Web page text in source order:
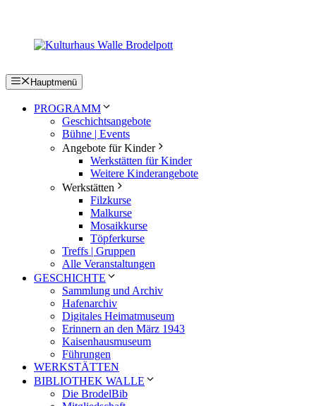
springen
Hauptmenü
PROGRAMM
Geschichtsangebote
Bühne | Events
Angebote für Kinder
Werkstätten für Kinder
Weitere Kinderangebote
Werkstätten
Filzkurse
Malkurse
Mosaikkurse
Töpferkurse
Treffs | Gruppen
Alle Veranstaltungen
GESCHICHTE
Sammlung und Archiv
Hafenarchiv
Digitales Heimatmuseum
Erinnern an den März 1943
Kaisenhausmuseum
Führungen
WERKSTÄTTEN
BIBLIOTHEK WALLE
Die BrodelBib